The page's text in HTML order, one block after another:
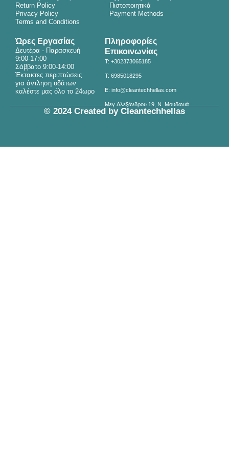
b
o
o
k
u
e
Return Policy
Privacy Policy
Terms and Conditions
Πιστοποιητικά
Payment Methods
Ώρες Εργασίας
Δευτέρα - Παρασκευή
9:00-17:00
Σάββατο 9:00-14:00
Έκτακτες περιπτώσεις
για άντληση υδάτων
καλέστε μας όλο το 24ωρο
Πληροφορίες
Επικοινωνίας
T: +302373065185
T: 6985018295
E: info@cleantechhellas.com
Μεγ.Αλεξάνδρου 19, N. Μουδανιά
© 2024 Created by Cleantechhellas